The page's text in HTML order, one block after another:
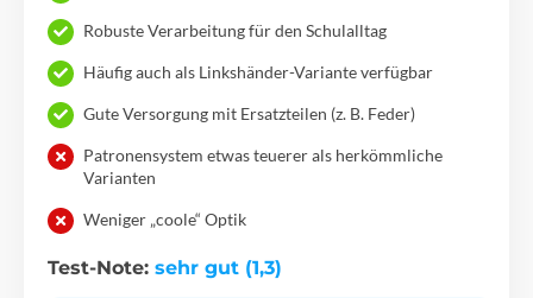
Robuste Verarbeitung für den Schulalltag
Häufig auch als Linkshänder-Variante verfügbar
Gute Versorgung mit Ersatzteilen (z. B. Feder)
Patronensystem etwas teuerer als herkömmliche
Varianten
Weniger „coole“ Optik
Test-Note: sehr gut (1,3)